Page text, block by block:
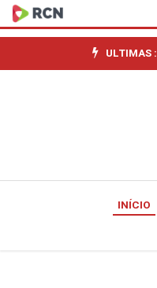
Secretaria
da
Proteção
Civil
ULTIMAS :
INÍCIO